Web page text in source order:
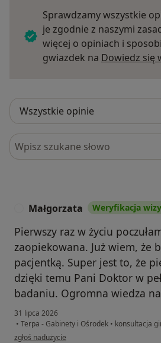
Sprawdzamy wszystkie
je zgodnie z naszymi
więcej o opiniach i
gwiazdek na Dowiedz się
Szukaj w opiniach
Małgorzata Weryfikacja
Pierwszy raz w życiu
zaopiekowana. Już wiem, że
pacjentką. Super jest to, że
dzięki temu Pani Doktor w
badaniu. Ogromna wiedza
31 lipca 2026
• Terpa - Gabinety i Ośrodek • konsultacja
w opinii użytkownika Małgorzata
zgłoś nadużycie